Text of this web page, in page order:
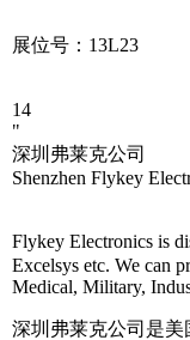
展位号：13L23
14
"
深圳弗莱克公司
Shenzhen Flykey
Flykey Electronics is
Excelsys etc. We can
Medical, Military,
深圳弗莱克公司是美